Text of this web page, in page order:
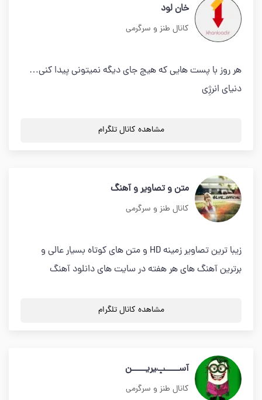
خان لود
کانال طنز و سرگرمی
هر روز با پست هایی که هیچ جای دیگه نمیتونی پیدا کنی…
دنیای انرژِی
مشاهده کانال تلگرام
متن و تصاویر و آهنگ
کانال طنز و سرگرمی
زیبا ترین تصاویر زمینه HD و متن های کوتاه بسیار عالی و
برترین آهنگ های هر هفته در سایت های دانلود آهنگ
مشاهده کانال تلگرام
آســـــݒیریـــــن
کانال طنز و سرگرمی